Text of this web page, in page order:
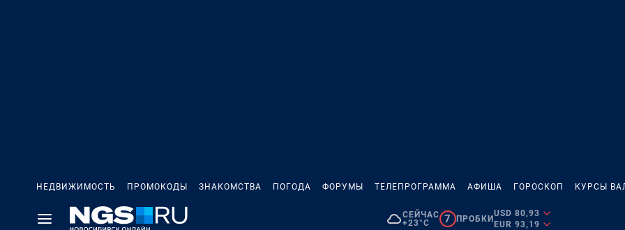
НЕДВИЖИМОСТЬ ПРОМОКОДЫ ЗНАКОМСТВА ПОГОДА ФОРУМЫ ТЕЛЕПРОГРАММА АФИША ГОРОСКОП КУРСЫ
СЕЙЧАС
+23°C
7 ПРОБКИ
USD 80,93
EUR 93,19